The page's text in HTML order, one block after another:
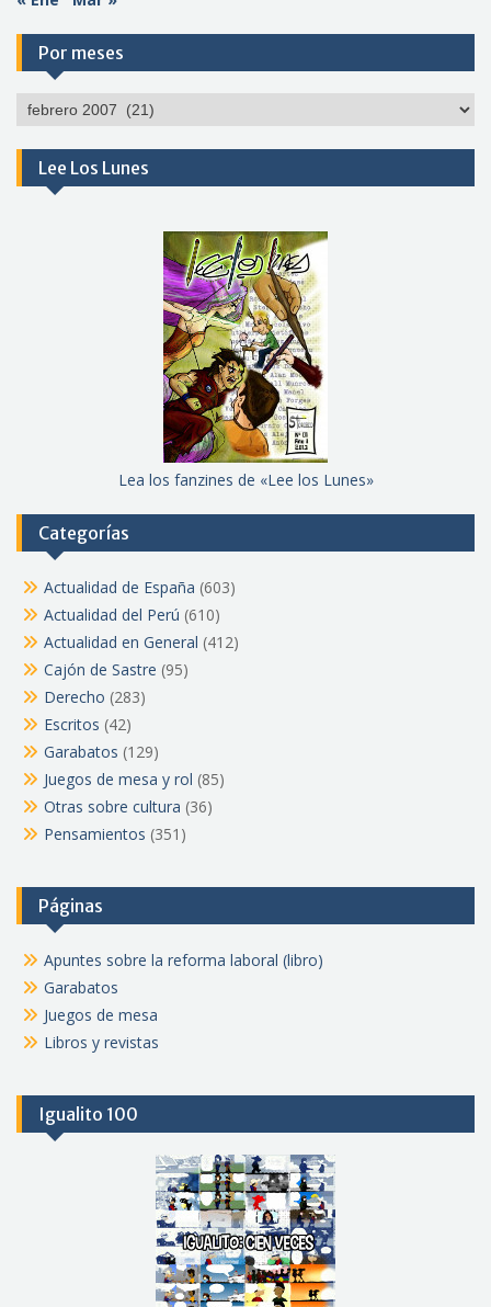
Por meses
Por
Lee Los Lunes
Lea los fanzines de «Lee los Lunes»
Categorías
Actualidad de España (603)
Actualidad del Perú (610)
Actualidad en General (412)
Cajón de Sastre (95)
Derecho (283)
Escritos (42)
Garabatos (129)
Juegos de mesa y rol (85)
Otras sobre cultura (36)
Pensamientos (351)
Páginas
Apuntes sobre la reforma laboral (libro)
Garabatos
Juegos de mesa
Libros y revistas
Igualito 100